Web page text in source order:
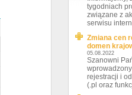
tygodniach
związane z
serwisu
Zmiana cen
domen
05.08.2022
Szanowni
rejestracji i
(.pl oraz